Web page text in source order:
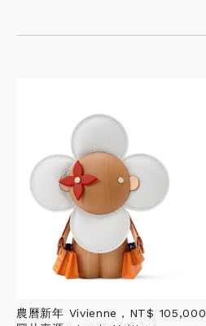
農曆新年 Vivienne，NT$ 105,000